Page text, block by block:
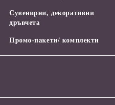
Сувенирни, декоративни
дръвчета
Промо-пакети/ комплекти